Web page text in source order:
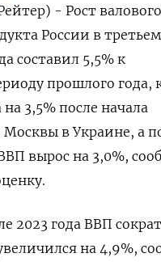
- Рост валового
России в третьем
составил 5,5% к
прошлого года,
3,5% после начала
в Украине, а
вырос на 3,0%,
2023 года ВВП
на 4,9%,